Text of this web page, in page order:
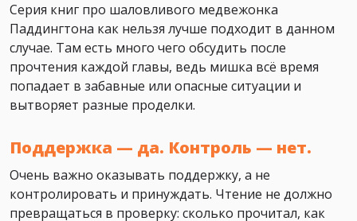
Серия книг про шаловливого медвежонка
Паддингтона как нельзя лучше подходит в данном
случае. Там есть много чего обсудить после
прочтения каждой главы, ведь мишка всё время
попадает в забавные или опасные ситуации и
вытворяет разные проделки.
Поддержка — да. Контроль — нет.
Очень важно оказывать поддержку, а не
контролировать и принуждать. Чтение не должно
превращаться в проверку: сколько прочитал, как